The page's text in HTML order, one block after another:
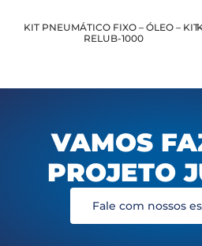
KIT PNEUMÁTICO FIXO – ÓLEO – KIT-
RELUB-1000
VAMOS
PROJETO
Fale com nossos